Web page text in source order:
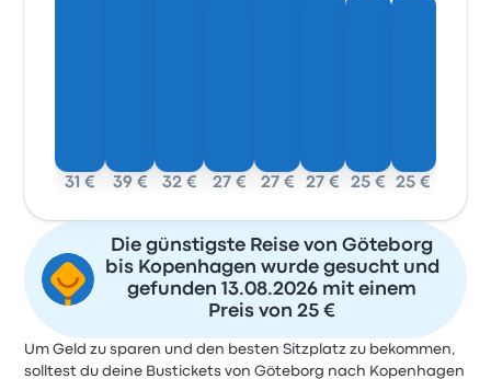
31 € 39 € 32 € 27 € 27 € 27 € 25 € 25 €
Die günstigste Reise von Göteborg
bis Kopenhagen wurde gesucht und
gefunden 13.08.2026 mit einem
Preis von 25 €
Um Geld zu sparen und den besten Sitzplatz zu bekommen,
solltest du deine Bustickets von Göteborg nach Kopenhagen